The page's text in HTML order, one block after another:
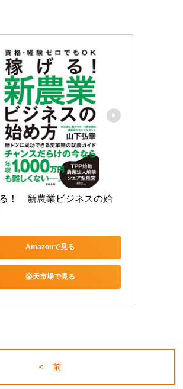
！　新農業ビジネスの始
Amazonで見る
楽天市場で見る
< 前